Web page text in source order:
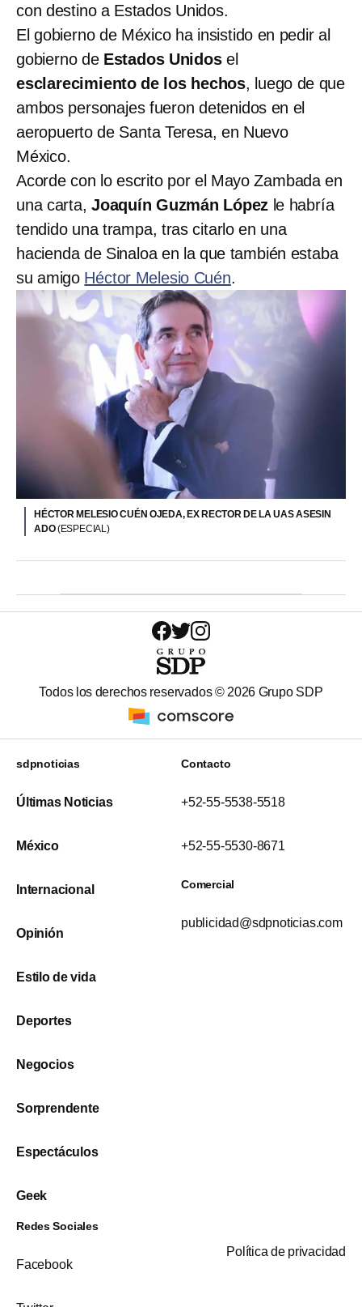
con destino a Estados Unidos.
El gobierno de México ha insistido en pedir al
gobierno deEstados Unidosel
esclarecimiento de los hechos, luego de que
ambos personajes fueron detenidos en el
aeropuerto de Santa Teresa, en Nuevo
México.
Acorde con lo escrito por el Mayo Zambada en
una carta,Joaquín Guzmán López le habría
tendido una trampa, tras citarlo en una
hacienda de Sinaloa en la que también estaba
su amigo Héctor Melesio Cuén.
HÉCTOR MELESIO CUÉN OJEDA, EX RECTOR DE LA UAS ASESIN
ADO(ESPECIAL)
Todos los derechos reservados © 2026 Grupo SDP
sdpnoticias
Últimas Noticias
México
Internacional
Opinión
Estilo de vida
Deportes
Negocios
Sorprendente
Espectáculos
Geek
Contacto
+52-55-5538-5518
+52-55-5530-8671
Comercial
publicidad@sdpnoticias.com
Redes Sociales
Facebook
Política de privacidad